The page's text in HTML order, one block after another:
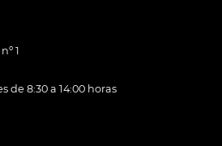
1
de 8:30 a 14:00 horas